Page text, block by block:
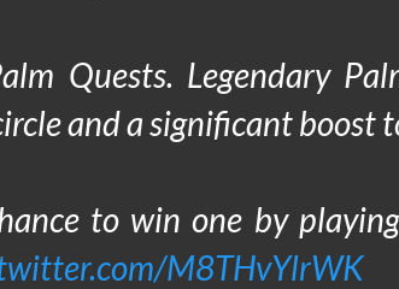
Quests. Legendary
and a significant boost
to win one by
M8THvYlrWK